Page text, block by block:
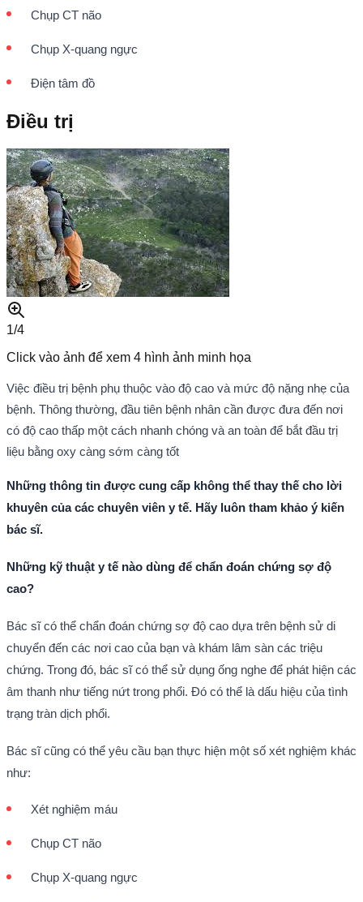
Chụp CT não
Chụp X-quang ngực
Điện tâm đồ
Điều trị
1/4
Click vào ảnh để xem 4 hình ảnh minh họa
Việc điều trị bệnh phụ thuộc vào độ cao và mức độ nặng nhẹ của
bệnh. Thông thường, đầu tiên bệnh nhân cần được đưa đến nơi
có độ cao thấp một cách nhanh chóng và an toàn để bắt đầu trị
liệu bằng oxy càng sớm càng tốt
Những thông tin được cung cấp không thể thay thế cho lời
khuyên của các chuyên viên y tế. Hãy luôn tham khảo ý kiến
bác sĩ.
Những kỹ thuật y tế nào dùng để chẩn đoán chứng sợ độ
cao?
Bác sĩ có thể chẩn đoán chứng sợ độ cao dựa trên bệnh sử di
chuyển đến các nơi cao của bạn và khám lâm sàn các triệu
chứng. Trong đó, bác sĩ có thể sử dụng ống nghe để phát hiện các
âm thanh như tiếng nứt trong phổi. Đó có thể là dấu hiệu của tình
trạng tràn dịch phổi.
Bác sĩ cũng có thể yêu cầu bạn thực hiện một số xét nghiệm khác
như:
Xét nghiệm máu
Chụp CT não
Chụp X-quang ngực